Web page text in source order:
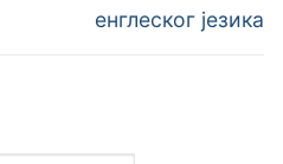
енглеског језика